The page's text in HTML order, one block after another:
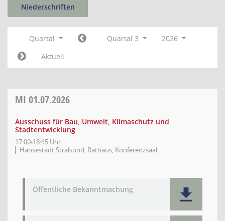
Niederschriften
Quartal Quartal 3
2026
Aktuell
MI 01.07.2026
Ausschuss für Bau, Umwelt, Klimaschutz und
Stadtentwicklung
17:00-18:45 Uhr
Hansestadt Stralsund, Rathaus, Konferenzsaal
Öffentliche Bekanntmachung